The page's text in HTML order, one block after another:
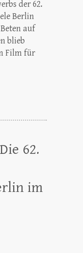
der 62.
Berlin
auf
blieb
Film für
62.
im